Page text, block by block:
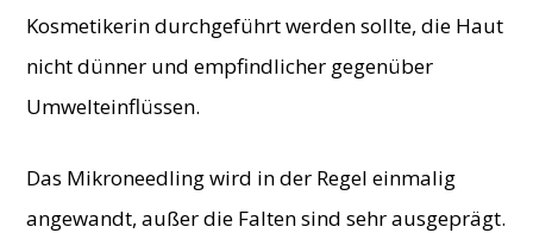
Kosmetikerin durchgeführt werden sollte, die Haut
nicht dünner und empfindlicher gegenüber
Umwelteinflüssen.
Das Mikroneedling wird in der Regel einmalig
angewandt, außer die Falten sind sehr ausgeprägt.